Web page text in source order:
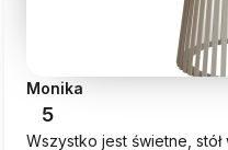
Monika
5
Wszystko jest świetne,